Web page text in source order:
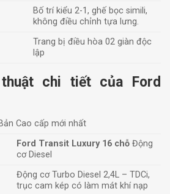
Bố trí kiểu 2-1, ghế bọc simili,
không điều chỉnh tựa lưng.
Trang bị điều hòa 02 giàn độc
lập
chi tiết của Ford
Bản Cao cấp mới nhất
Ford Transit Luxury 16 chỗ Động
cơ Diesel
Động cơ Turbo Diesel 2,4L – TDCi,
trục cam kép có làm mát khí nạp